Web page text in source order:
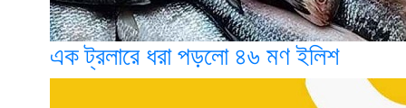
এক ট্রলারে ধরা পড়লো ৪৬ মণ ইলিশ